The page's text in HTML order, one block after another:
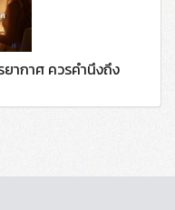
ยากาศ ควรคำนึงถึง